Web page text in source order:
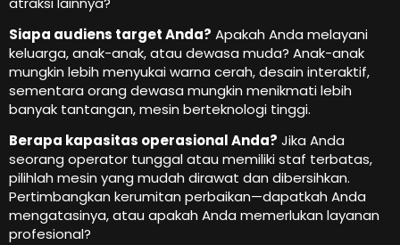
Siapa audiens target Anda? Apakah Anda melayani
keluarga, anak-anak, atau dewasa muda? Anak-anak
mungkin lebih menyukai warna cerah, desain interaktif,
sementara orang dewasa mungkin menikmati lebih
banyak tantangan, mesin berteknologi tinggi.
Berapa kapasitas operasional Anda? Jika Anda
seorang operator tunggal atau memiliki staf terbatas,
pilihlah mesin yang mudah dirawat dan dibersihkan.
Pertimbangkan kerumitan perbaikan—dapatkah Anda
mengatasinya, atau apakah Anda memerlukan layanan
profesional?